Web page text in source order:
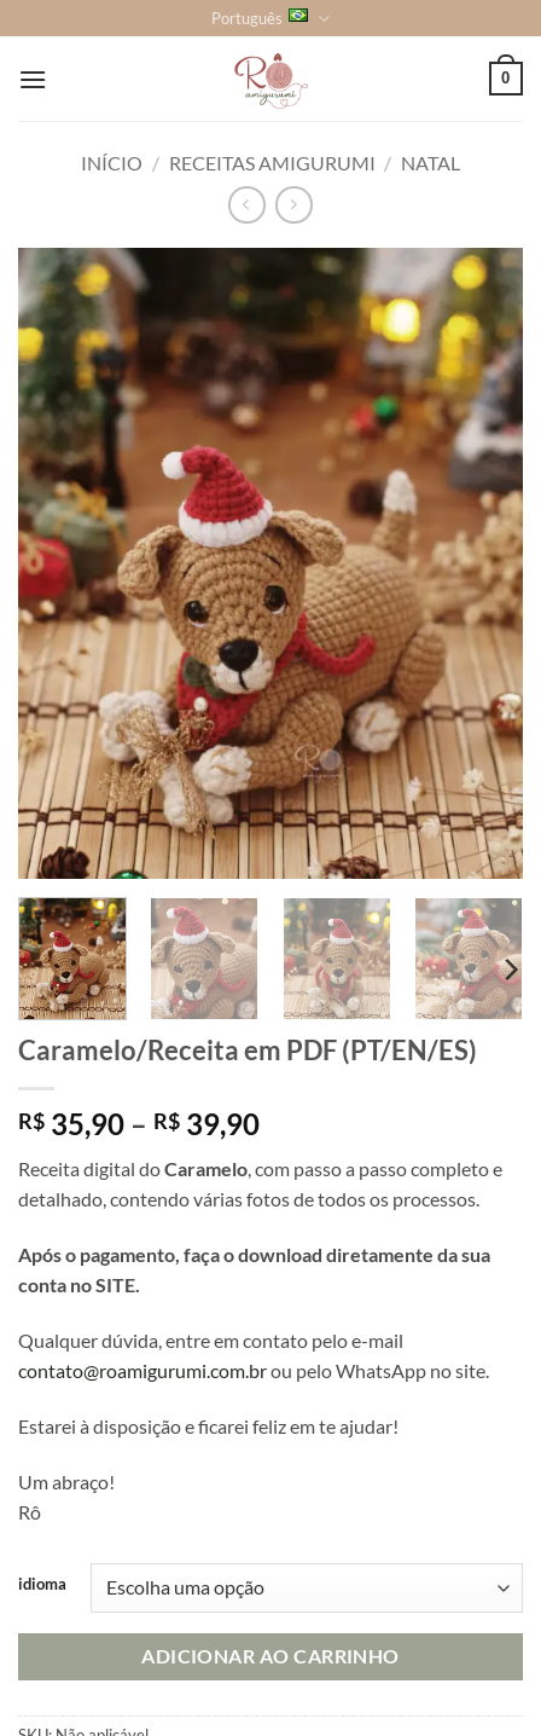
to
content
Português
0
INÍCIO / RECEITAS AMIGURUMI / NATAL
Caramelo/Receita em PDF (PT/EN/ES)
R$ 35,90 – R$ 39,90Faixa
preço:
R$ 35,90
R$ 39,90
Receita digital doCaramelo, com passo a passo completo e
detalhado, contendo várias fotos de todos os processos.
Após o pagamento, faça o download diretamente da sua
conta no SITE.
Qualquer dúvida, entre em contato pelo e-mail
contato@roamigurumi.com.brou pelo WhatsApp no site.
Estarei à disposição e ficarei feliz em te ajudar!
Um abraço!
Rô
idioma
ADICIONAR AO CARRINHO